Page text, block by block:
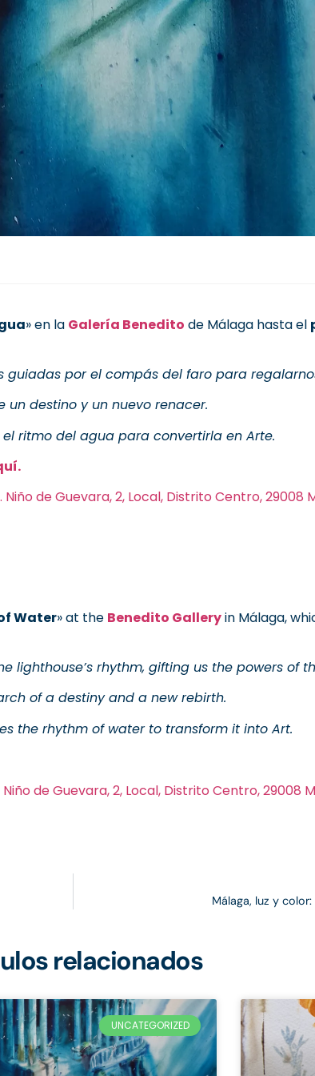
» en la Galería Benedito de Málaga hasta el
por el compás del faro para
destino y un nuevo renacer.
ritmo del agua para convertirla en Arte.
Niño de Guevara, 2, Local, Distrito Centro, 29008
Water» at the Benedito Galleryin Málaga,
lighthouse’s rhythm, gifting us the powers of
of a destiny and a new rebirth.
the rhythm of water to transform it into Art.
Niño de Guevara, 2, Local, Distrito Centro, 29008
Málaga, luz y
relacionados
UNCATEGORIZED